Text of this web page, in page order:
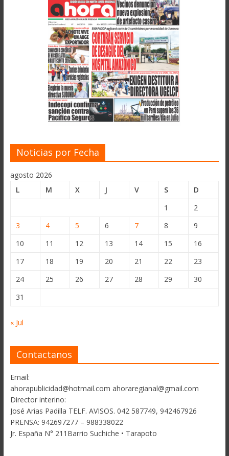
Noticias por Fecha
agosto 2026
L
M X J V S
D
1
2
3
4 5 6 7 8
9
10
11 12 13 14 15
16
17
18 19 20 21 22
23
24
25 26 27 28 29
30
31
« Jul
Contactanos
Email:
ahorapublicidad@hotmail.com ahoraregianal@gmail.com
Director interino:
José Arias Padilla TELF. AVISOS. 042 587749, 942467926
PRENSA: 942697277 – 988338022
Jr. España N° 211Barrio Suchiche • Tarapoto